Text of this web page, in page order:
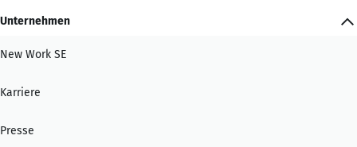
Unternehmen
New Work SE
Karriere
Presse